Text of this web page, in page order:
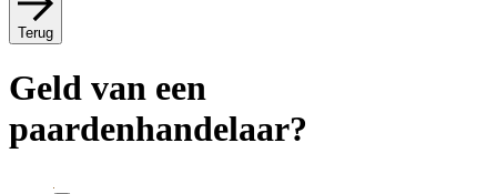
Terug
Geld van een
paardenhandelaar?